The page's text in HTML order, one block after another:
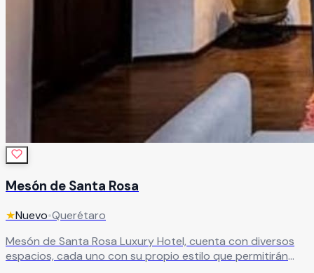
Mesón de Santa Rosa
★Nuevo•Querétaro
Mesón de Santa Rosa Luxury Hotel, cuenta con diversos
espacios, cada uno con su propio estilo que permitirán